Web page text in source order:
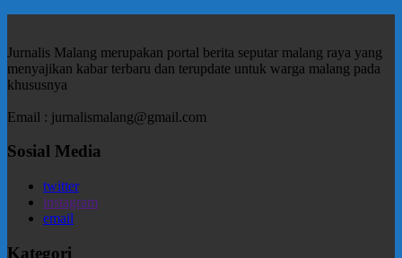
Jurnalis Malang merupakan portal berita seputar malang raya yang
menyajikan kabar terbaru dan terupdate untuk warga malang pada
khususnya
Email : jurnalismalang@gmail.com
Sosial Media
twitter
instagram
email
Kategori